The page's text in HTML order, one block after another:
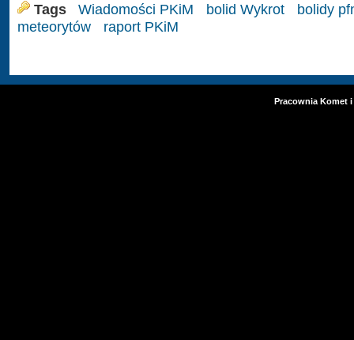
Tags Wiadomości PKiM bolid Wykrot
bolidy
meteorytów
raport PKiM
Pracownia Komet